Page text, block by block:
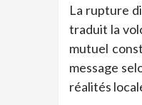
La rupture
traduit la
mutuel
message
réalités